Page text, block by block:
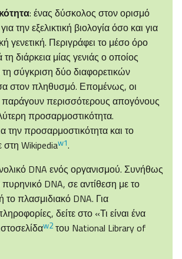
: ένας δύσκολος στον ορισμό
την εξελικτική βιολογία όσο και για
γενετική. Περιγράφει το μέσο όρο
διάρκεια μίας γενιάς ο οποίος
σύγκριση δύο διαφορετικών
στον πληθυσμό. Επομένως, οι
περισσότερους απογόνους
προσαρμοστικότητα.
την προσαρμοστικότητα και το
στη Wikipediaw1.
DNA ενός οργανισμού. Συνήθως
DNA, σε αντίθεση με το
το πλασμιδιακό DNA. Για
δείτε στο «Τι είναι ένα
w2του National Library of